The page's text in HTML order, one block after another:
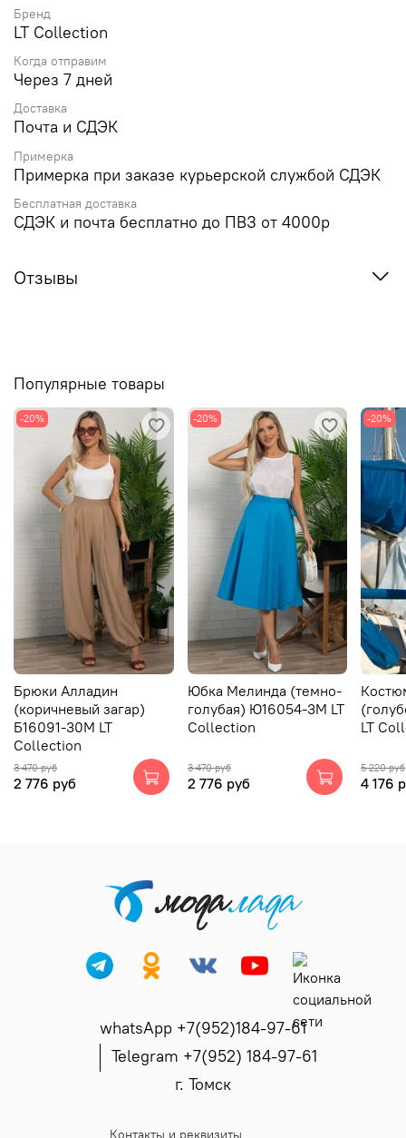
Бренд
LT Collection
Когда отправим
Через 7 дней
Доставка
Почта и СДЭК
Примерка
Примерка при заказе курьерской службой СДЭК
Бесплатная доставка
СДЭК и почта бесплатно до ПВЗ от 4000р
Отзывы
Популярные товары
-20%
Брюки Алладин
(коричневый загар)
Б16091-30М LT
Collection
3 470 руб
2 776 руб
-20%
Юбка Мелинда (темно-
голубая) Ю16054-3М LT
Collection
3 470 руб
2 776 руб
-20%
LT
5 220 руб
4 176
whatsApp +7(952)184-97-61
Telegram +7(952) 184-97-61
г. Томск
Контакты и реквизиты